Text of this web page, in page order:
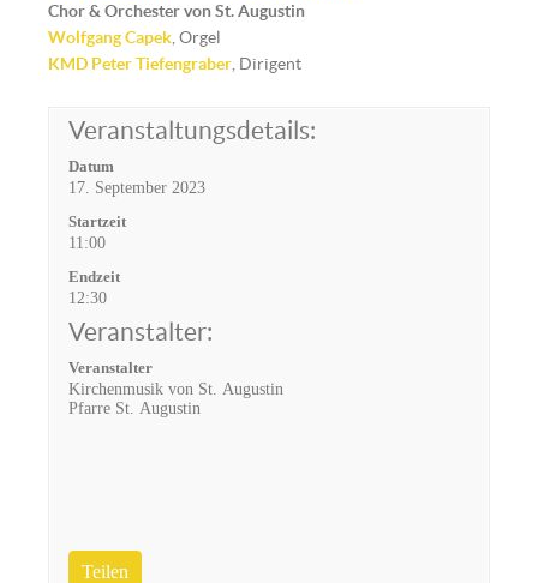
Chor & Orchester von St. Augustin
Wolfgang Capek , Orgel
KMD Peter Tiefengraber , Dirigent
Veranstaltungsdetails:
Datum
17. September 2023
Startzeit
11:00
Endzeit
12:30
Veranstalter:
Veranstalter
Kirchenmusik von St. Augustin
Pfarre St. Augustin
Teilen